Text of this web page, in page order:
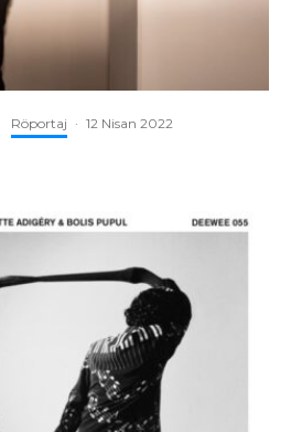
Röportaj · 12 Nisan 2022